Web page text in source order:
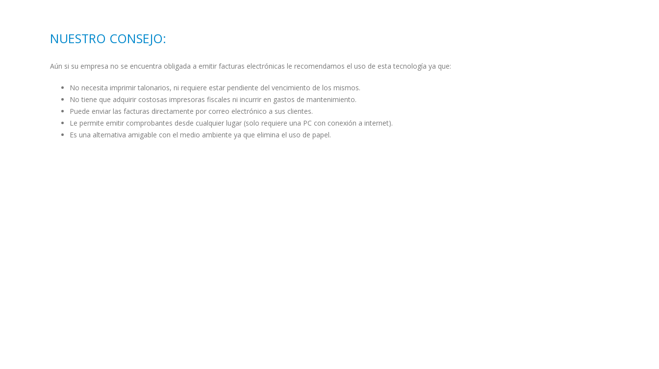
NUESTRO CONSEJO:
Aún si su empresa no se encuentra obligada a emitir facturas electrónicas le recomendamos el uso de esta tecnología ya que:
No necesita imprimir talonarios, ni requiere estar pendiente del vencimiento de los mismos.
No tiene que adquirir costosas impresoras fiscales ni incurrir en gastos de mantenimiento.
Puede enviar las facturas directamente por correo electrónico a sus clientes.
Le permite emitir comprobantes desde cualquier lugar (solo requiere una PC con conexión a internet).
Es una alternativa amigable con el medio ambiente ya que elimina el uso de papel.